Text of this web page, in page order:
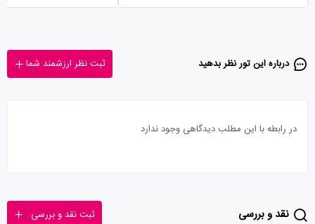
درباره این تور‌ نظر بدهید ثبت نظر ارزشمند شما
در رابطه با این مطلب دیدگاهی وجود ندارد
نقد و بررسی ثبت نقد و بررسی